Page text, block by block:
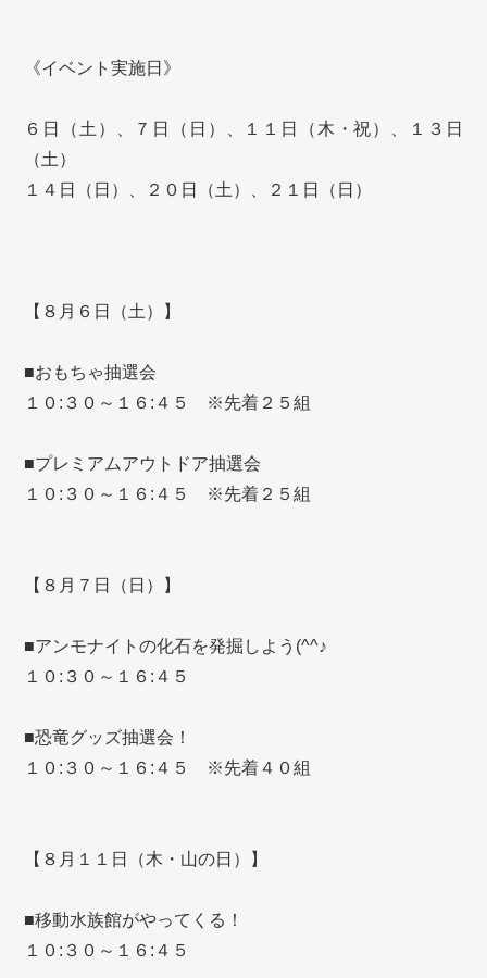
《イベント実施日》
６日（土）、７日（日）、１１日（木・祝）、１３日
（土）
１４日（日）、２０日（土）、２１日（日）
【８月６日（土）】
■おもちゃ抽選会
１０:３０～１６:４５ ※先着２５組
■プレミアムアウトドア抽選会
１０:３０～１６:４５ ※先着２５組
【８月７日（日）】
■アンモナイトの化石を発掘しよう(^^♪
１０:３０～１６:４５
■恐竜グッズ抽選会！
１０:３０～１６:４５ ※先着４０組
【８月１１日（木・山の日）】
■移動水族館がやってくる！
１０:３０～１６:４５